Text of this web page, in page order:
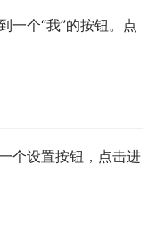
一个“我”的按钮。点
个设置按钮，点击进